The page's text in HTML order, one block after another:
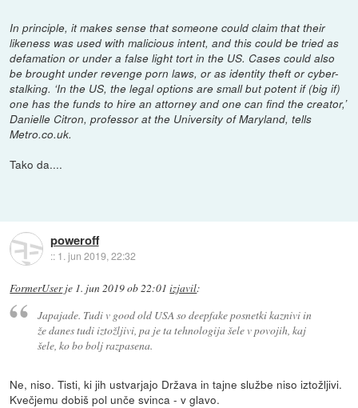
In principle, it makes sense that someone could claim that their
likeness was used with malicious intent, and this could be tried as
defamation or under a false light tort in the US. Cases could also
be brought under revenge porn laws, or as identity theft or cyber-
stalking. ‘In the US, the legal options are small but potent if (big if)
one has the funds to hire an attorney and one can find the creator,’
Danielle Citron, professor at the University of Maryland, tells
Metro.co.uk.
Tako da....
poweroff
:: 1. jun 2019, 22:32
FormerUserje 1. jun 2019 ob 22:01 izjavil:
Japajade. Tudi v good old USA so deepfake posnetki kaznivi in
že danes tudi iztožljivi, pa je ta tehnologija šele v povojih, kaj
šele, ko bo bolj razpasena.
Ne, niso. Tisti, ki jih ustvarjajo Država in tajne službe niso iztožljivi.
Kvečjemu dobiš pol unče svinca - v glavo.